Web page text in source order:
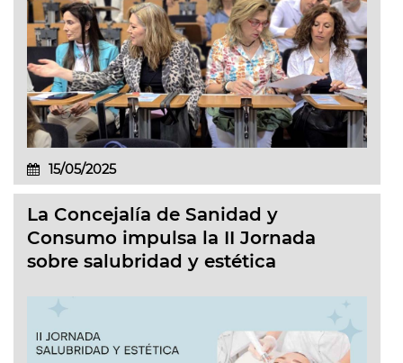
15/05/2025
La Concejalía de Sanidad y
Consumo impulsa la II Jornada
sobre salubridad y estética